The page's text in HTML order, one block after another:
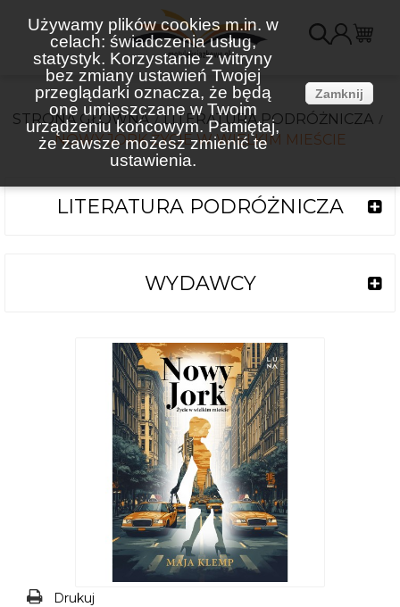
Używamy plików cookies m.in. w
celach: świadczenia usług,
statystyk. Korzystanie z witryny
bez zmiany ustawień Twojej
przeglądarki oznacza, że będą
one umieszczane w Twoim
urządzeniu końcowym. Pamiętaj,
że zawsze możesz zmienić te
ustawienia.
Zamknij
STRONA GŁÓWNA
LITERATURA PODRÓŻNICZA
NOWY JORK ŻYCIE W WIELKIM MIEŚCIE
LITERATURA PODRÓŻNICZA
WYDAWCY
Drukuj